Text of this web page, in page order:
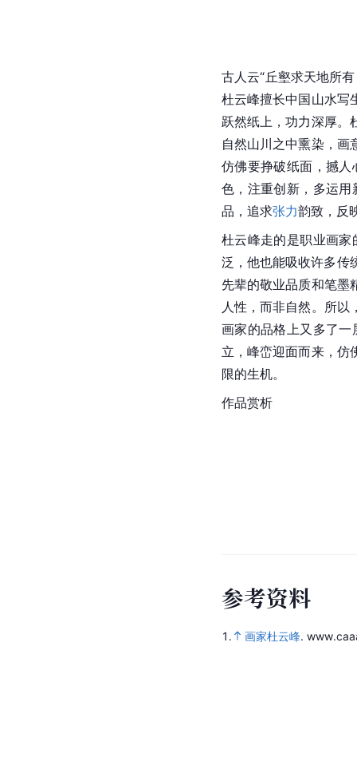
古人云“丘壑求天地所
杜云峰擅长中国山水写
跃然纸上，功力深厚。
自然山川之中熏染，画
仿佛要挣破纸面，撼
色，注重创新，多运
品，追求张力韵致，反
杜云峰走的是职业画
泛，他也能吸收许多传
先辈的敬业品质和笔墨
人性，而非自然。所以
画家的品格上又多了
立，峰峦迎面而来，仿
限的生机。
作品赏析
参考资料
1. 画家杜云峰.